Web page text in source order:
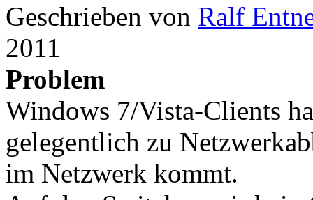
Geschrieben von Ralf
2011
Problem
Windows 7/Vista-Clients
gelegentlich zu
im Netzwerk kommt.